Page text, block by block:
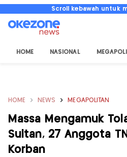
Scroll kebawah untuk
HOME NASIONAL
HOME NEWS MEGAPOLITAN
Massa Mengamuk
Sultan, 27 Anggota
Korban